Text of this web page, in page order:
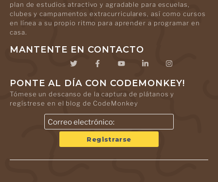
plan de estudios atractivo y agradable para escuelas,
clubes y campamentos extracurriculares, así como cursos
en línea a su propio ritmo para aprender a programar en
casa.
MANTENTE EN CONTACTO
PONTE AL DÍA CON CODEMONKEY!
Tómese un descanso de la captura de plátanos y
regístrese en el blog de CodeMonkey